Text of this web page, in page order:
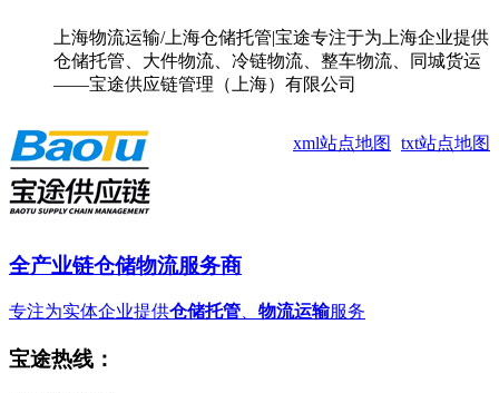
上海物流运输/上海仓储托管|宝途专注于为上海企业提供
仓储托管、大件物流、冷链物流、整车物流、同城货运
——宝途供应链管理（上海）有限公司
xml站点地图 txt站点地图
全产业链仓储物流服务商
专注为实体企业提供仓储托管、 物流运输服务
宝途热线：